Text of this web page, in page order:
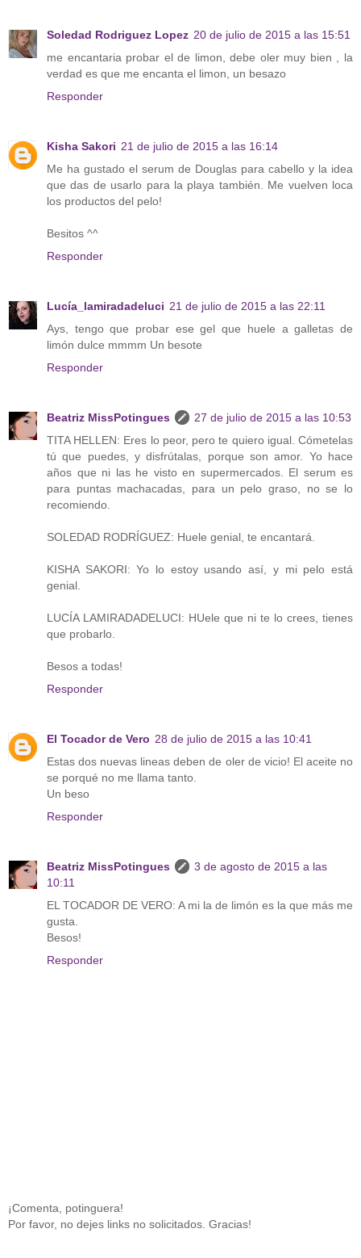
Soledad Rodriguez Lopez 20 de julio de 2015 a las 15:51
me encantaria probar el de limon, debe oler muy bien , la
verdad es que me encanta el limon, un besazo
Responder
Kisha Sakori 21 de julio de 2015 a las 16:14
Me ha gustado el serum de Douglas para cabello y la idea
que das de usarlo para la playa también. Me vuelven loca
los productos del pelo!
Besitos ^^
Responder
Lucía_lamiradadeluci 21 de julio de 2015 a las 22:11
Ays, tengo que probar ese gel que huele a galletas de
limón dulce mmmm Un besote
Responder
Beatriz MissPotingues
27 de julio de 2015 a las 10:53
TITA HELLEN: Eres lo peor, pero te quiero igual. Cómetelas
tú que puedes, y disfrútalas, porque son amor. Yo hace
años que ni las he visto en supermercados. El serum es
para puntas machacadas, para un pelo graso, no se lo
recomiendo.
SOLEDAD RODRÍGUEZ: Huele genial, te encantará.
KISHA SAKORI: Yo lo estoy usando así, y mi pelo está
genial.
LUCÍA LAMIRADADELUCI: HUele que ni te lo crees, tienes
que probarlo.
Besos a todas!
Responder
El Tocador de Vero 28 de julio de 2015 a las 10:41
Estas dos nuevas lineas deben de oler de vicio! El aceite no
se porqué no me llama tanto.
Un beso
Responder
Beatriz MissPotingues
3 de agosto de 2015 a las
10:11
EL TOCADOR DE VERO: A mi la de limón es la que más me
gusta.
Besos!
Responder
¡Comenta, potinguera!
Por favor, no dejes links no solicitados. Gracias!